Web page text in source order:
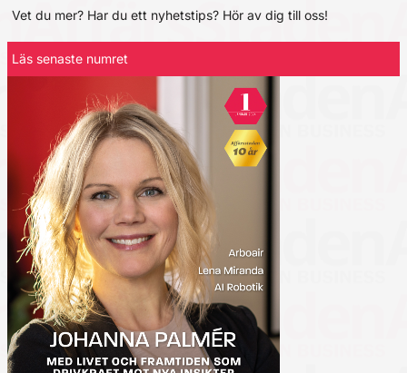
Vet du mer? Har du ett nyhetstips? Hör av dig till oss!
Läs senaste numret